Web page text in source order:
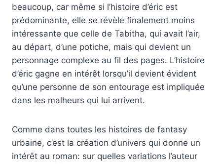
beaucoup, car même si l’histoire d’éric est
prédominante, elle se révèle finalement moins
intéressante que celle de Tabitha, qui avait l’air,
au départ, d’une potiche, mais qui devient un
personnage complexe au fil des pages. L’histoire
d’éric gagne en intérêt lorsqu’il devient évident
qu’une personne de son entourage est impliquée
dans les malheurs qui lui arrivent.
Comme dans toutes les histoires de fantasy
urbaine, c’est la création d’univers qui donne un
intérêt au roman: sur quelles variations l’auteur